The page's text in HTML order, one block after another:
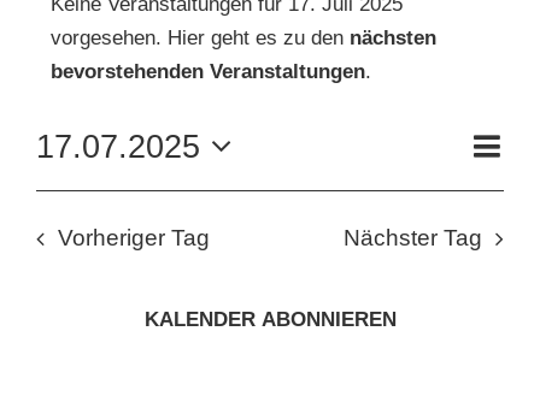
KUNSTSCHULE
KRONBERGER MALERKOLONIE
NACH:
FÜR
JULI
2025
Hinweis
vorgesehen. Hier geht es zu den nächsten
bevorstehenden Veranstaltungen.
Tag
17.07.2025
Datum
Vorheriger Tag Nächster Tag
KALENDER ABONNIEREN